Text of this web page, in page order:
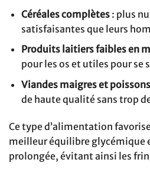
Céréales complètes: plus
satisfaisantes que leurs
Produits laitiers faibles en
pour les os et utiles pour se
Viandes maigres et poissons
de haute qualité sans trop
Ce type d’alimentation
meilleur équilibre glycémique
prolongée, évitant ainsi les